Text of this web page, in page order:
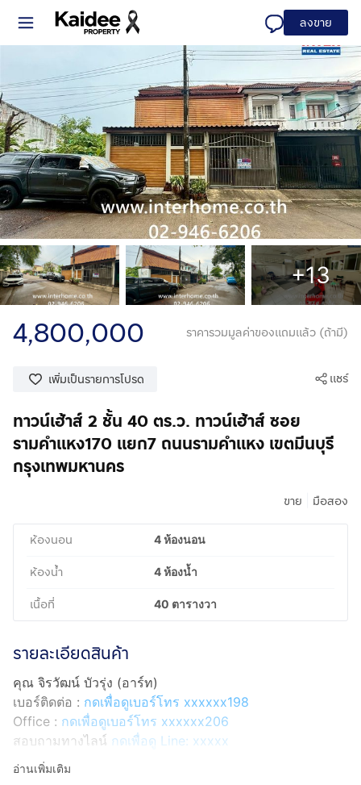
ลงขาย
+13
4,800,000 ราคารวมมูลค่าของแถมแล้ว (ถ้ามี)
เพิ่มเป็นรายการโปรด แชร์
ทาวน์เฮ้าส์ 2 ชั้น 40 ตร.ว. ทาวน์เฮ้าส์ ซอย
รามคำแหง170 แยก7 ถนนรามคำแหง เขตมีนบุรี
กรุงเทพมหานคร
ขาย มือสอง
ห้องนอน 4 ห้องนอน
ห้องน้ำ 4 ห้องน้ำ
เนื้อที่ 40 ตารางวา
รายละเอียดสินค้า
คุณ จิรวัฒน์ บัวรุ่ง (อาร์ท)
เบอร์ติดต่อ : กดเพื่อดูเบอร์โทร xxxxxx198
Office : กดเพื่อดูเบอร์โทร xxxxxx206
สอบถามทางไลน์ กดเพื่อดู Line: xxxxx
Line ID: @interhome
อ่านเพิ่มเติม